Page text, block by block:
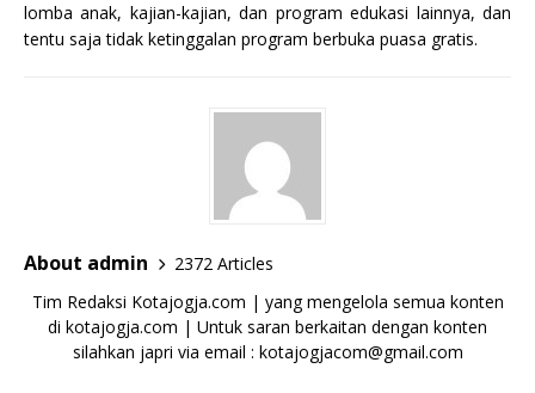
lomba anak, kajian-kajian, dan program edukasi lainnya, dan
tentu saja tidak ketinggalan program berbuka puasa gratis.
About admin
2372 Articles
Tim Redaksi Kotajogja.com | yang mengelola semua konten
di kotajogja.com | Untuk saran berkaitan dengan konten
silahkan japri via email : kotajogjacom@gmail.com